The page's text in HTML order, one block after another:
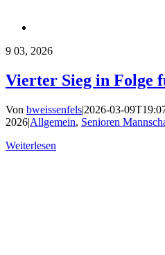
9 03, 2026
Vierter Sieg in Folge
Von bweissenfels|2026-03-
2026|Allgemein, Senioren
Weiterlesen